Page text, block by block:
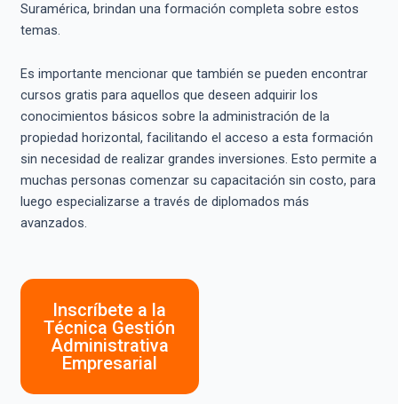
Suramérica, brindan una formación completa sobre estos
temas.
Es importante mencionar que también se pueden encontrar
cursos gratis para aquellos que deseen adquirir los
conocimientos básicos sobre la administración de la
propiedad horizontal, facilitando el acceso a esta formación
sin necesidad de realizar grandes inversiones. Esto permite a
muchas personas comenzar su capacitación sin costo, para
luego especializarse a través de diplomados más
avanzados.
Inscríbete a la
Técnica Gestión
Administrativa
Empresarial